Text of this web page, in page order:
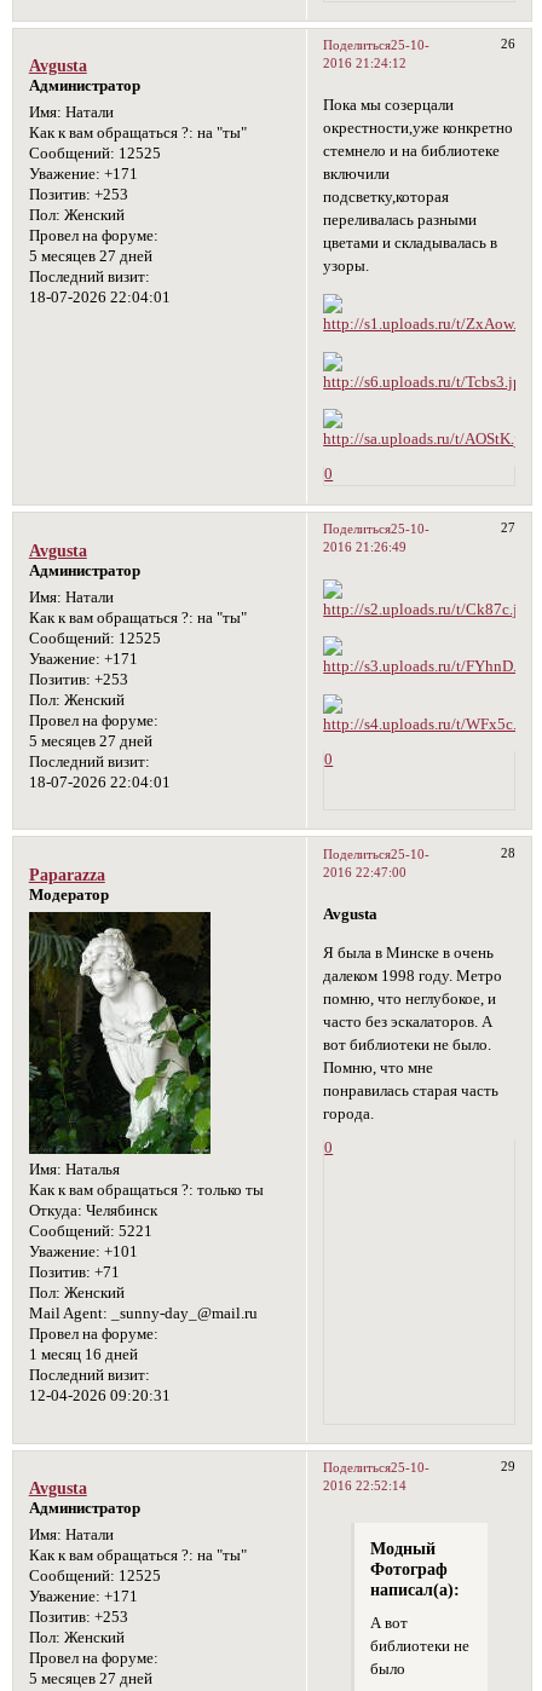
Поделиться 26
25-10-
2016 21:24:12
Avgusta
Администратор
Имя: Натали
Как к вам обращаться ?: на "ты"
Сообщений: 12525
Уважение: +171
Позитив: +253
Пол: Женский
Провел на форуме:
5 месяцев 27 дней
Последний визит:
18-07-2026 22:04:01
Пока мы созерцали
окрестности,уже конкретно
стемнело и на библиотеке
включили
подсветку,которая
переливалась разными
цветами и складывалась в
узоры.
0
Поделиться 27
25-10-
2016 21:26:49
Avgusta
Администратор
Имя: Натали
Как к вам обращаться ?: на "ты"
Сообщений: 12525
Уважение: +171
Позитив: +253
Пол: Женский
Провел на форуме:
5 месяцев 27 дней
Последний визит:
18-07-2026 22:04:01
0
Поделиться 28
25-10-
2016 22:47:00
Paparazza
Модератор
Имя: Наталья
Как к вам обращаться ?: только ты
Откуда: Челябинск
Сообщений: 5221
Уважение: +101
Позитив: +71
Пол: Женский
Mail Agent: _sunny-day_@mail.ru
Провел на форуме:
1 месяц 16 дней
Последний визит:
12-04-2026 09:20:31
Avgusta
Я была в Минске в очень
далеком 1998 году. Метро
помню, что неглубокое, и
часто без эскалаторов. А
вот библиотеки не было.
Помню, что мне
понравилась старая часть
города.
0
Поделиться 29
25-10-
2016 22:52:14
Avgusta
Администратор
Имя: Натали
Как к вам обращаться ?: на "ты"
Сообщений: 12525
Уважение: +171
Позитив: +253
Пол: Женский
Провел на форуме:
5 месяцев 27 дней
Модный
Фотограф
написал(а):
А вот
библиотеки не
было